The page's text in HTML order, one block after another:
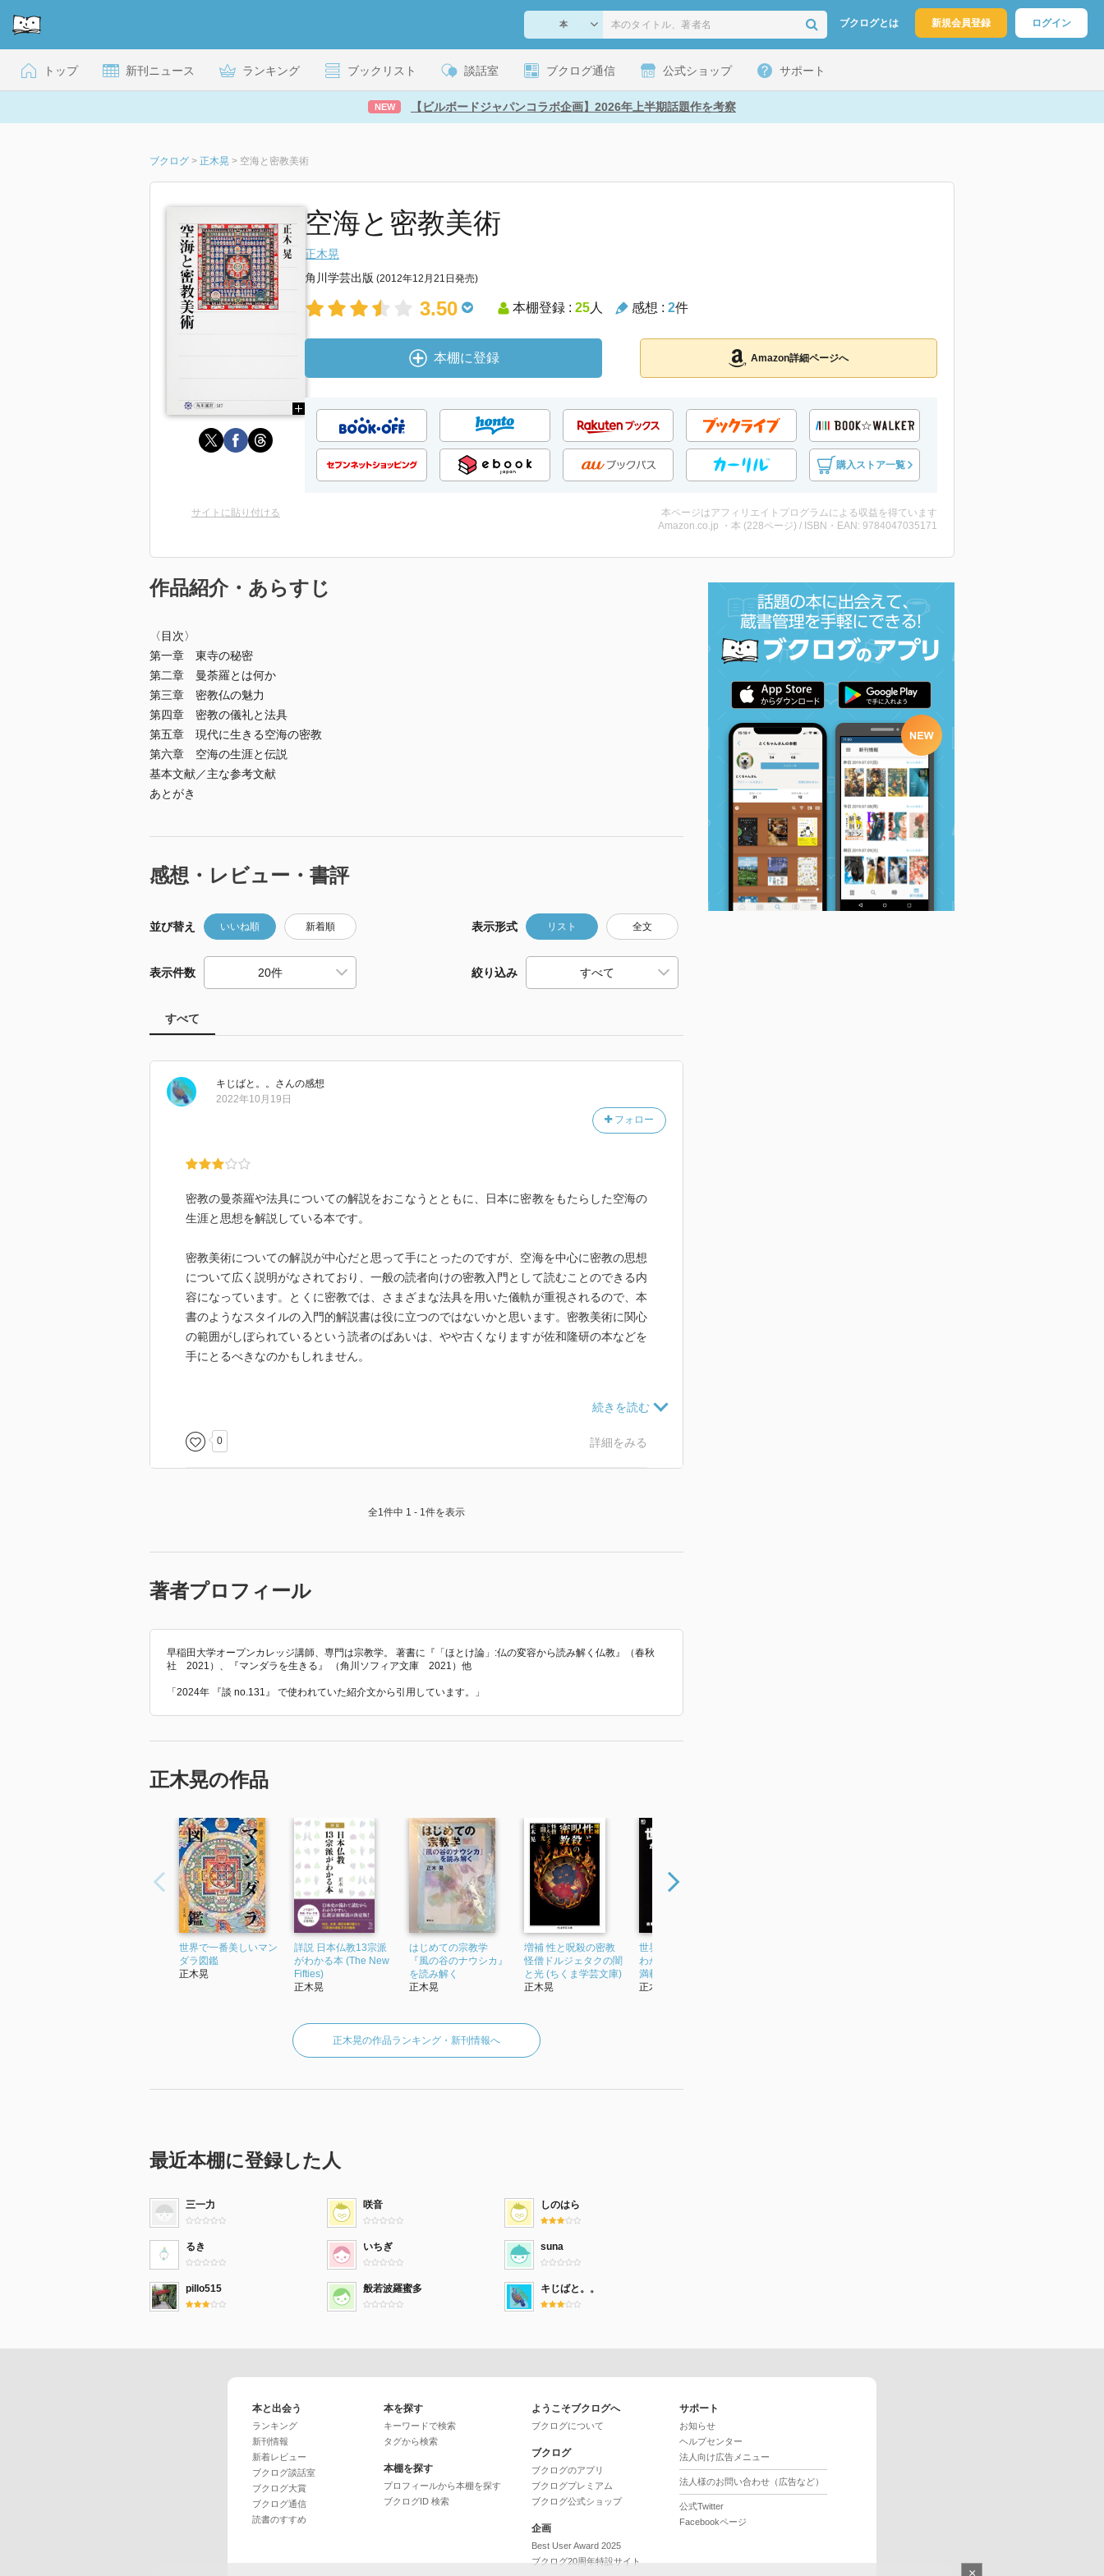
ブクログとは 新規会員登録 ログイン
トップ 新刊ニュース ランキング ブックリスト 談話室 ブクログ通信 公式ショップ サポート
NEW 【ビルボードジャパンコラボ企画】2026年上半期話題作を考察
ブクログ > 正木晃 > 空海と密教美術
空海と密教美術
正木晃
角川学芸出版 (2012年12月21日発売)
3.50 本棚登録 : 25人 感想 : 2件
本棚に登録 Amazon詳細ページへ
購入ストア一覧
サイトに貼り付ける
本ページはアフィリエイトプログラムによる収益を得ています
Amazon.co.jp ・本 (228ページ) / ISBN・EAN: 9784047035171
作品紹介・あらすじ
〈目次〉
第一章 東寺の秘密
第二章 曼荼羅とは何か
第三章 密教仏の魅力
第四章 密教の儀礼と法具
第五章 現代に生きる空海の密教
第六章 空海の生涯と伝説
基本文献／主な参考文献
あとがき
感想・レビュー・書評
並び替え いいね順 新着順 表示形式 リスト 全文
表示件数 絞り込み
すべて
キじばと。。 さんの感想
フォロー
2022年10月19日
密教の曼荼羅や法具についての解説をおこなうとともに、日本に密教をもたらした空海の
生涯と思想を解説している本です。
密教美術についての解説が中心だと思って手にとったのですが、空海を中心に密教の思想
について広く説明がなされており、一般の読者向けの密教入門として読むことのできる内
容になっています。とくに密教では、さまざまな法具を用いた儀軌が重視されるので、本
書のようなスタイルの入門的解説書は役に立つのではないかと思います。密教美術に関心
の範囲がしぼられているという読者のばあいは、やや古くなりますが佐和隆研の本などを
手にとるべきなのかもしれません。
著者自身の立場がときおり漏れ出ているように感じられるところです。もちろん仏教美術
の分野においては、密教が他の宗派を圧倒していることは事実なのでしょうが、それらの
分野において見るべき美術作品をもたないということは、その宗派の思想的評価に直結す
0 詳細をみる
全1件中 1 - 1件を表示
著者プロフィール
早稲田大学オープンカレッジ講師、専門は宗教学。 著書に『「ほとけ論」:仏の変容から読み解く仏教』（春秋
社 2021）、『マンダラを生きる』 （角川ソフィア文庫 2021）他
「2024年 『談 no.131』 で使われていた紹介文から引用しています。」
正木晃の作品
世界で一番美しいマン
ダラ図鑑
正木晃
詳説 日本仏教13宗派
がわかる本 (The New
Fifties)
正木晃
はじめての宗教学
『風の谷のナウシカ』
を読み解く
正木晃
増補 性と呪殺の密教
怪僧ドルジェタクの闇
と光 (ちくま学芸文庫)
正木晃
世界の宗教がまるごと
わかる本 写真・図説
満載で見て楽しめる!
正木晃
正木晃の作品ランキング・新刊情報へ
最近本棚に登録した人
三一力 咲音 しのはら
るき いちぎ suna
pillo515 般若波羅蜜多 キじばと。。
本と出会う
ランキング
新刊情報
新着レビュー
ブクログ談話室
ブクログ大賞
ブクログ通信
読書のすすめ
本を探す
キーワードで検索
タグから検索
本棚を探す
プロフィールから本棚を探す
ブクログID 検索
ようこそブクログへ
ブクログについて
ブクログ
ブクログのアプリ
ブクログプレミアム
ブクログ公式ショップ
企画
Best User Award 2025
ブクログ20周年特設サイト
サポート
お知らせ
ヘルプセンター
法人向け広告メニュー
法人様のお問い合わせ（広告など）
公式Twitter
Facebookページ
×